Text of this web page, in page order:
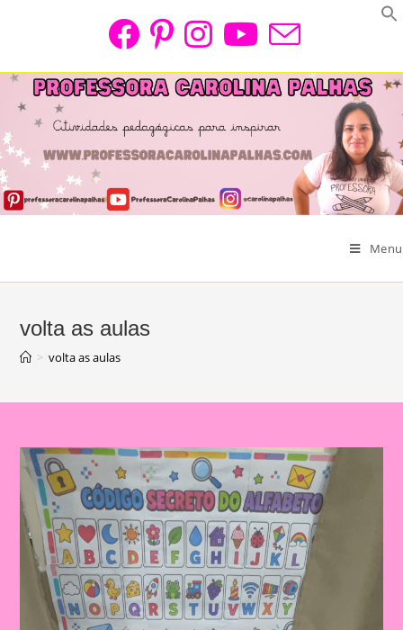
Menu
volta as aulas
> volta as aulas